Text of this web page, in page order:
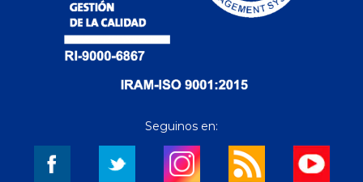
Seguinos en: